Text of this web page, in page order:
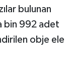
bulunan
bin 992 adet
obje ele